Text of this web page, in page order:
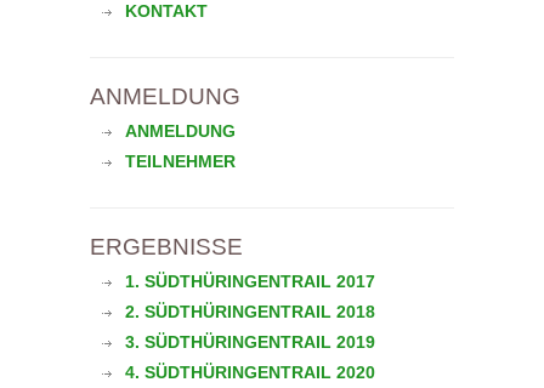
KONTAKT
ANMELDUNG
ANMELDUNG
TEILNEHMER
ERGEBNISSE
1. SÜDTHÜRINGENTRAIL 2017
2. SÜDTHÜRINGENTRAIL 2018
3. SÜDTHÜRINGENTRAIL 2019
4. SÜDTHÜRINGENTRAIL 2020